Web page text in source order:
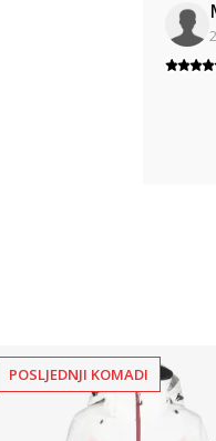
POSLJEDNJI KOMADI